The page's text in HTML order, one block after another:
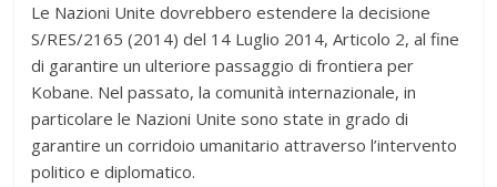
Le Nazioni Unite dovrebbero estendere la decisione
S/RES/2165 (2014) del 14 Luglio 2014, Articolo 2, al fine
di garantire un ulteriore passaggio di frontiera per
Kobane. Nel passato, la comunità internazionale, in
particolare le Nazioni Unite sono state in grado di
garantire un corridoio umanitario attraverso l’intervento
politico e diplomatico.